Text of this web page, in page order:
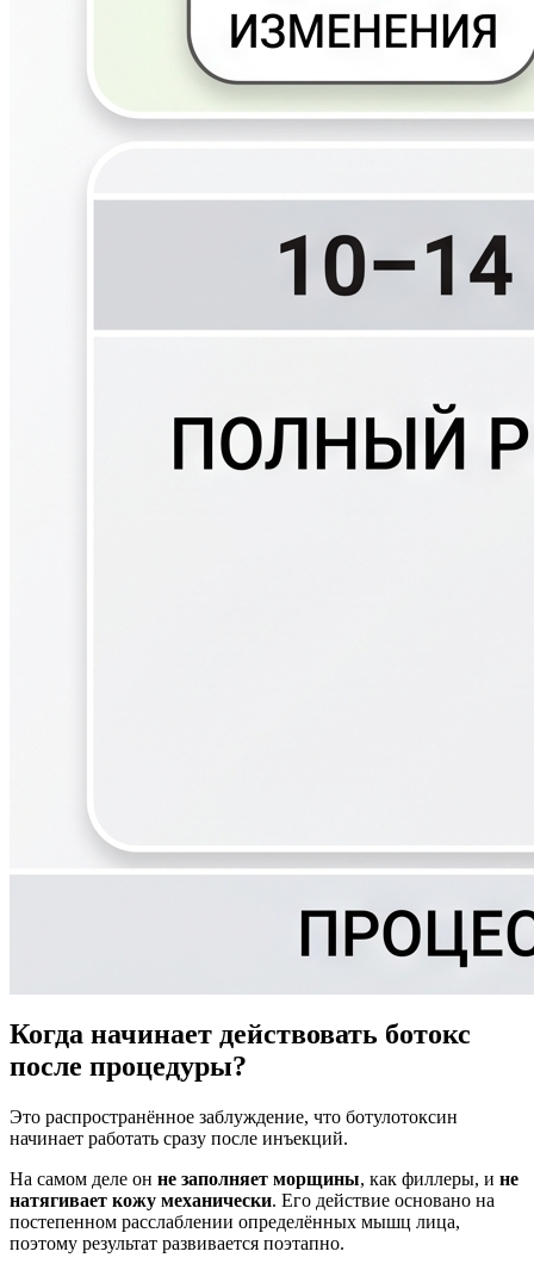
Когда начинает действовать ботокс
после процедуры?
Это распространённое заблуждение, что ботулотоксин
начинает работать сразу после инъекций.
На самом деле он не заполняет морщины, как филлеры, и не
натягивает кожу механически. Его действие основано на
постепенном расслаблении определённых мышц лица,
поэтому результат развивается поэтапно.